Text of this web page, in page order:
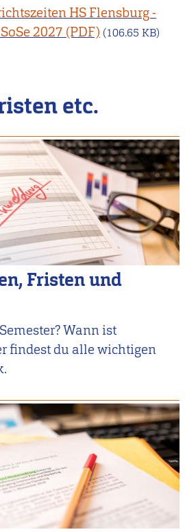
HS Flensburg -
2027
(106.65 KB)
etc.
Fristen und
Wann ist
findest du alle wichtigen